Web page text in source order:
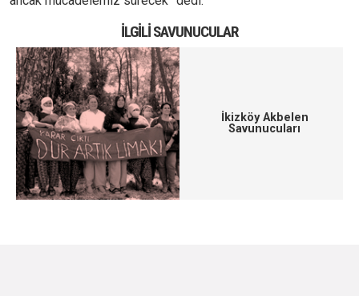
İLGILI SAVUNUCULAR
İkizköy Akbelen
Savunucuları